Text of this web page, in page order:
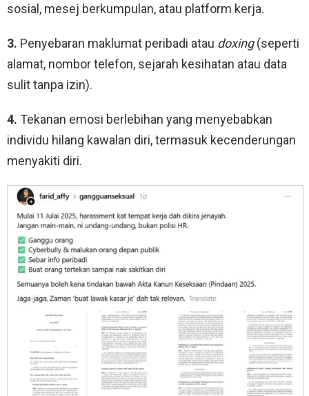
sosial, mesej berkumpulan, atau platform kerja.
3. Penyebaran maklumat peribadi atau doxing(seperti
alamat, nombor telefon, sejarah kesihatan atau data
sulit tanpa izin).
4. Tekanan emosi berlebihan yang menyebabkan
individu hilang kawalan diri, termasuk kecenderungan
menyakiti diri.